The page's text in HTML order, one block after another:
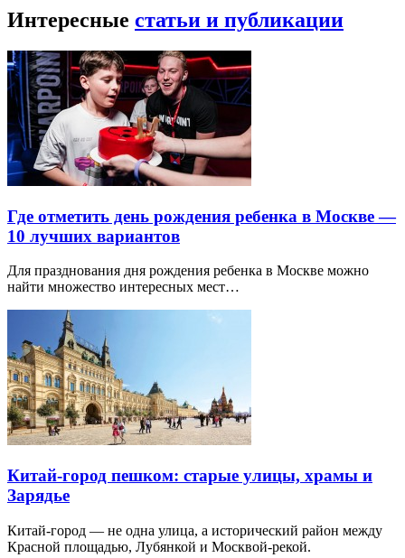
Интересные статьи и публикации
Где отметить день рождения ребенка в Москве —
10 лучших вариантов
Для празднования дня рождения ребенка в Москве можно
найти множество интересных мест…
Китай-город пешком: старые улицы, храмы и
Зарядье
Китай-город — не одна улица, а исторический район между
Красной площадью, Лубянкой и Москвой-рекой.